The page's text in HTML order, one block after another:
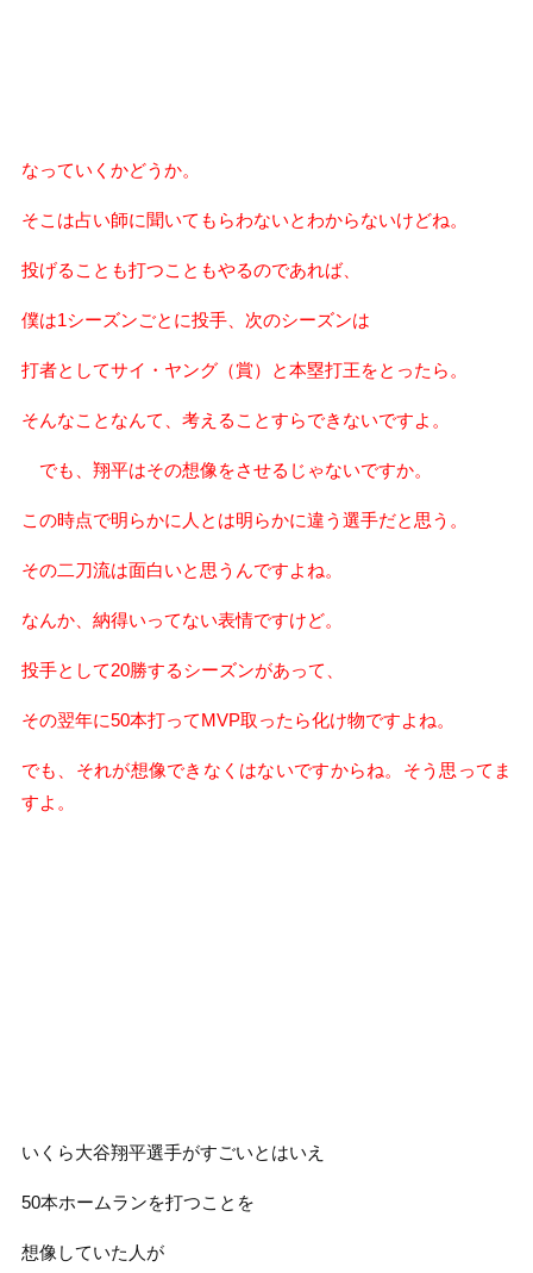
なっていくかどうか。
そこは占い師に聞いてもらわないとわからないけどね。
投げることも打つこともやるのであれば、
僕は1シーズンごとに投手、次のシーズンは
打者としてサイ・ヤング（賞）と本塁打王をとったら。
そんなことなんて、考えることすらできないですよ。
でも、翔平はその想像をさせるじゃないですか。
この時点で明らかに人とは明らかに違う選手だと思う。
その二刀流は面白いと思うんですよね。
なんか、納得いってない表情ですけど。
投手として20勝するシーズンがあって、
その翌年に50本打ってMVP取ったら化け物ですよね。
でも、それが想像できなくはないですからね。そう思ってま
すよ。
いくら大谷翔平選手がすごいとはいえ
50本ホームランを打つことを
想像していた人が